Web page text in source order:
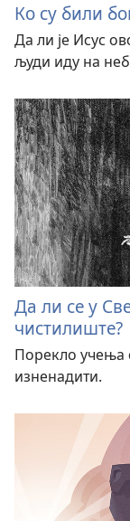
Ко су били
Да ли је Исус
људи иду на
Да ли се у
чистилиште?
Порекло учења
изненадити.